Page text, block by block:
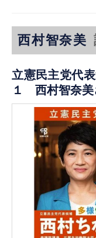
西村智奈美
立憲民主党代
１ 西村智奈美